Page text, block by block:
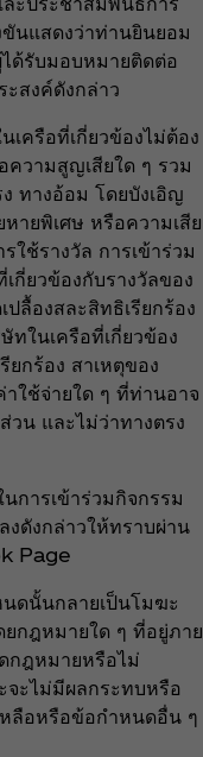
นแสดงว่าท่านยินยอม
ด้รับมอบหมายติดต่อ
ะสงค์ดังกล่าว
ครือที่เกี่ยวข้องไม่ต้อง
ความสูญเสียใด ๆ รวม
ทางอ้อม โดยบังเอิญ
ายพิเศษ หรือความเสีย
ใช้รางวัล การเข้าร่วม
กี่ยวข้องกับรางวัลของ
ลื้องสละสิทธิเรียกร้อง
ทในเครือที่เกี่ยวข้อง
ยกร้อง สาเหตุของ
ใช้จ่ายใด ๆ ที่ท่านอาจ
วน และไม่ว่าทางตรง
การเข้าร่วมกิจกรรม
งดังกล่าวให้ทราบผ่าน
Page
ดนั้นกลายเป็นโมฆะ
กฎหมายใด ๆ ที่อยู่ภาย
กฎหมายหรือไม่
จะไม่มีผลกระทบหรือ
ลือหรือข้อกำหนดอื่น ๆ